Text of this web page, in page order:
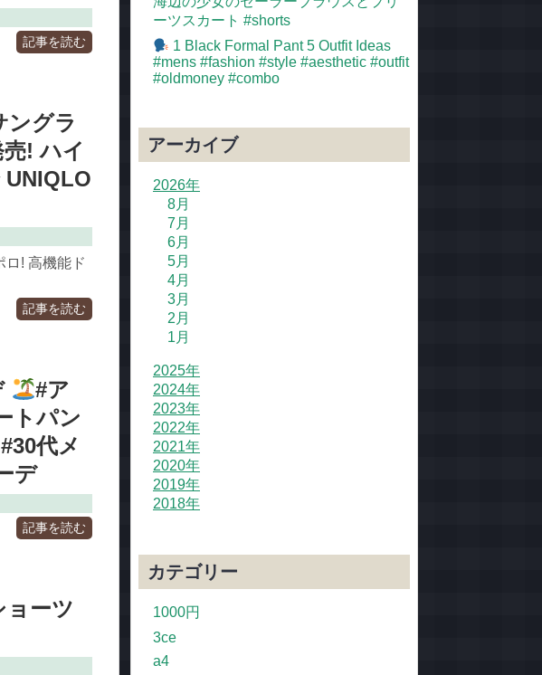
記事を読む
ングラ
! ハイ
ロ! 高機能ド
記事を読む
#ア
トパン
代メ
デ
記事を読む
ーツ
ーツスカート #shorts
1 Black Formal Pant 5 Outfit Ideas
#mens #fashion #style #aesthetic #outfit
#oldmoney #combo
アーカイブ
2026年
8月
7月
6月
5月
4月
3月
2月
1月
2025年
2024年
2023年
2022年
2021年
2020年
2019年
2018年
カテゴリー
1000円
3ce
a4